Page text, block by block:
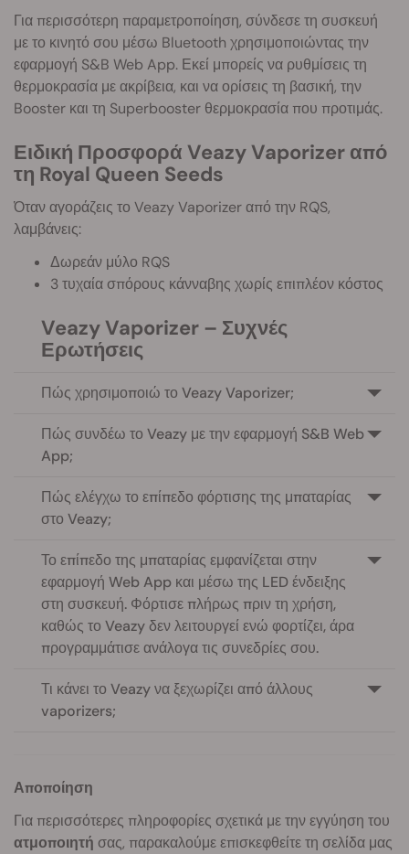
Για περισσότερη παραμετροποίηση, σύνδεσε τη συσκευή
με το κινητό σου μέσω Bluetooth χρησιμοποιώντας την
εφαρμογή S&B Web App. Εκεί μπορείς να ρυθμίσεις τη
θερμοκρασία με ακρίβεια, και να ορίσεις τη βασική, την
Booster και τη Superbooster θερμοκρασία που προτιμάς.
Ειδική Προσφορά Veazy Vaporizer από
τη Royal Queen Seeds
Όταν αγοράζεις το Veazy Vaporizer από την RQS,
λαμβάνεις:
Δωρεάν μύλο RQS
3 τυχαία σπόρους κάνναβης χωρίς επιπλέον κόστος
Veazy Vaporizer – Συχνές
Ερωτήσεις
Πώς χρησιμοποιώ το Veazy Vaporizer;
Πώς συνδέω το Veazy με την εφαρμογή S&B Web
App;
Πώς ελέγχω το επίπεδο φόρτισης της μπαταρίας
στο Veazy;
Το επίπεδο της μπαταρίας εμφανίζεται στην
εφαρμογή Web App και μέσω της LED ένδειξης
στη συσκευή. Φόρτισε πλήρως πριν τη χρήση,
καθώς το Veazy δεν λειτουργεί ενώ φορτίζει, άρα
προγραμμάτισε ανάλογα τις συνεδρίες σου.
Τι κάνει το Veazy να ξεχωρίζει από άλλους
vaporizers;
Αποποίηση
Για περισσότερες πληροφορίες σχετικά με την εγγύηση του
ατμοποιητή σας, παρακαλούμε επισκεφθείτε τη σελίδα μας